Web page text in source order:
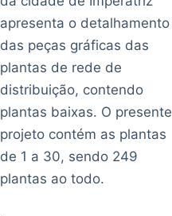
apresenta o detalhamento
das peças gráficas das
plantas de rede de
distribuição, contendo
plantas baixas. O presente
projeto contém as plantas
de 1 a 30, sendo 249
plantas ao todo.